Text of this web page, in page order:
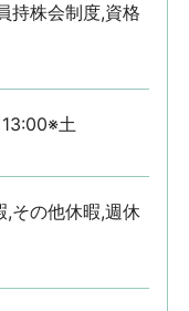
持株会制度,資格
土
,その他休暇,週休